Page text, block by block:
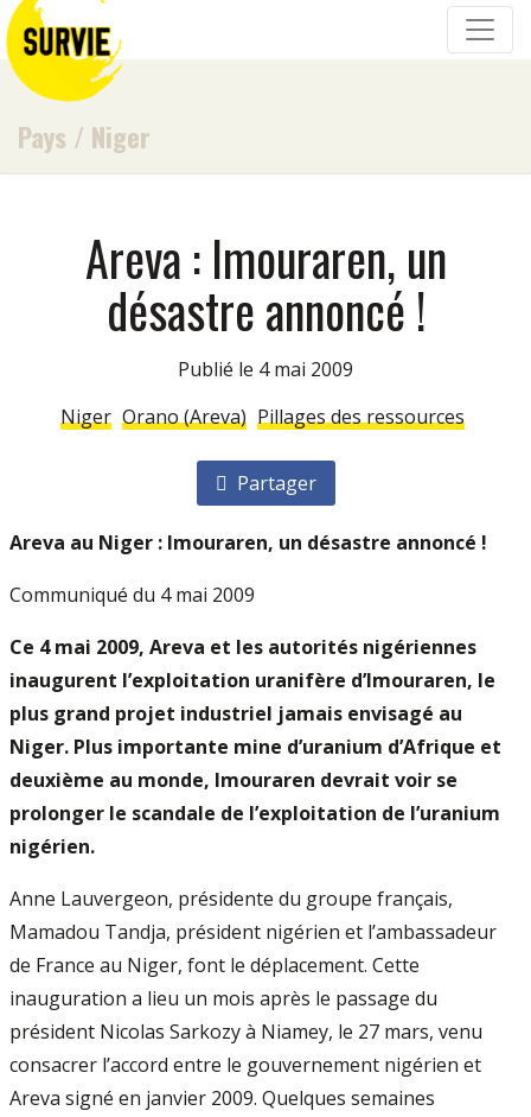
Pays / Niger
Areva : Imouraren, un
désastre annoncé !
Publié le 4 mai 2009
Niger Orano (Areva) Pillages des ressources
Partager
Areva au Niger : Imouraren, un désastre annoncé !
Communiqué du 4 mai 2009
Ce 4 mai 2009, Areva et les autorités nigériennes
inaugurent l’exploitation uranifère d’Imouraren, le
plus grand projet industriel jamais envisagé au
Niger. Plus importante mine d’uranium d’Afrique et
deuxième au monde, Imouraren devrait voir se
prolonger le scandale de l’exploitation de l’uranium
nigérien.
Anne Lauvergeon, présidente du groupe français,
Mamadou Tandja, président nigérien et l’ambassadeur
de France au Niger, font le déplacement. Cette
inauguration a lieu un mois après le passage du
président Nicolas Sarkozy à Niamey, le 27 mars, venu
consacrer l’accord entre le gouvernement nigérien et
Areva signé en janvier 2009. Quelques semaines